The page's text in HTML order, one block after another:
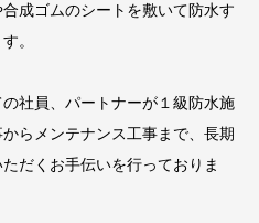
成ゴムのシートを敷いて防水す
。
社員、パートナーが１級防水施
らメンテナンス工事まで、長期
だくお手伝いを行っておりま